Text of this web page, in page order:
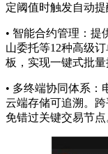
定阈值时触发自动提
• 智能合约管理：提
山委托等12种高级
板，实现一键式批量
• 多终端协同体系：
云端存储可追溯。
免错过关键交易节点